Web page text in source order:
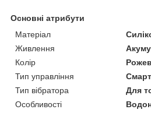
Основні атрибути
Матеріал
Живлення
Колір
Тип управління
Смарт
Тип вібратора
Для
Особливості